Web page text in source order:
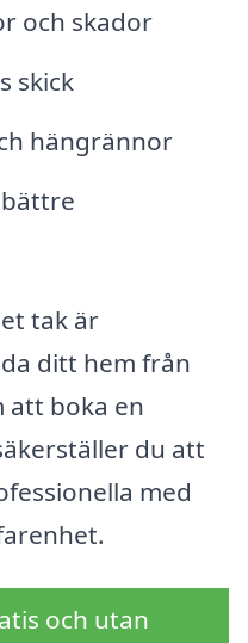
och skador
skick
hängrännor
tak är
ditt hem från
att boka en
du att
med
och utan